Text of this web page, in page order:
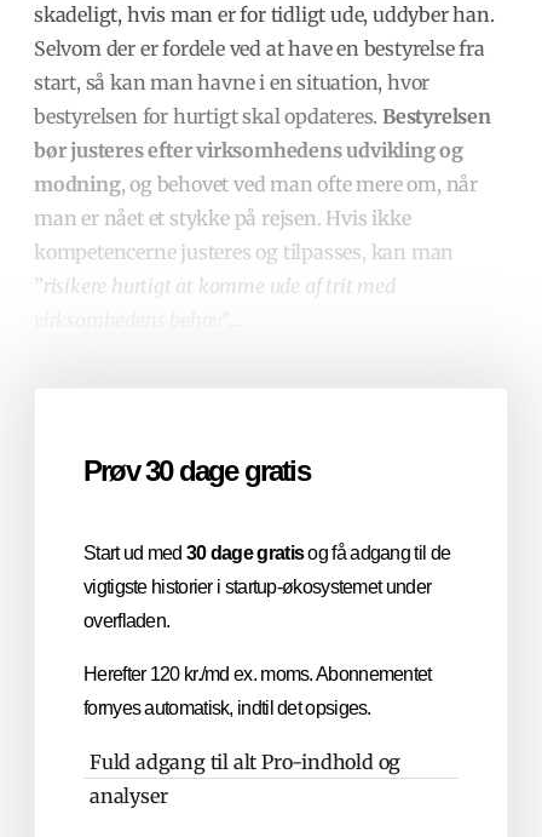
skadeligt, hvis man er for tidligt ude, uddyber han.
Selvom der er fordele ved at have en bestyrelse fra
start, så kan man havne i en situation, hvor
bestyrelsen for hurtigt skal opdateres. Bestyrelsen
bør justeres efter virksomhedens udvikling og
modning, og behovet ved man ofte mere om, når
man er nået et stykke på rejsen. Hvis ikke
kompetencerne justeres og tilpasses, kan man
”risikere hurtigt at komme ude af trit med
Prøv 30 dage gratis
Start ud med 30 dage gratisog få adgang til de
vigtigste historier i startup-økosystemet under
overfladen.
Herefter 120 kr./md ex. moms. Abonnementet
fornyes automatisk, indtil det opsiges.
Fuld adgang til alt Pro-indhold og
analyser